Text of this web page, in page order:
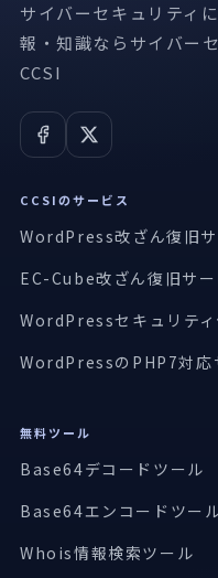
サイバーセキュリティ
報・知識ならサイバー
CCSI
CCSIのサービス
WordPress改ざん復旧
EC-Cube改ざん復旧サー
WordPressセキュリティ
WordPressのPHP7対応
無料ツール
Base64デコードツール
Base64エンコードツー
Whois情報検索ツール